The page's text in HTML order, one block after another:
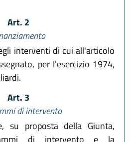
Art. 2
interventi di cui all'articolo
per l'esercizio 1974,
Art. 3
di intervento
su proposta della Giunta,
di intervento e la